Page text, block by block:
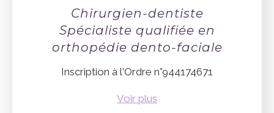
Chirurgien-dentiste
Spécialiste qualifiée en
orthopédie dento-faciale
Inscription à l'Ordre n°944174671
Voir plus